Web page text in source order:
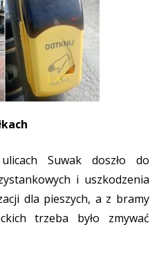
Suwak doszło do
i uszkodzenia
dla pieszych, a z bramy
trzeba było zmywać